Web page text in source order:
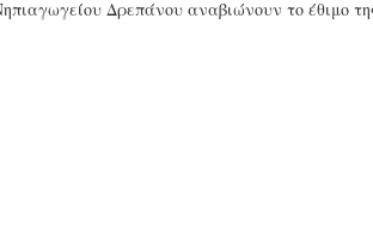
Δρεπάνου αναβιώνουν το έθιμο